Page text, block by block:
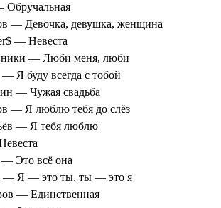
Обручальная
— Девочка, девушка, женщина
— Невеста
— Люби меня, люби
Я буду всегда с тобой
— Чужая свадьба
— Я люблю тебя до слёз
— Я тебя люблю
— Это всё она
— Я — это ты, ты — это я
— Единственная